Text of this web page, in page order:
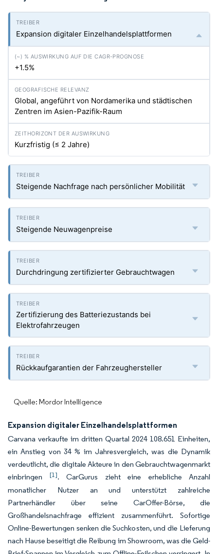
Expansion digitaler Einzelhandelsplattformen
+1.5%
Global, angeführt von Nordamerika und städtischen
Zentren im Asien-Pazifik-Raum
Kurzfristig (≤ 2 Jahre)
Steigende Nachfrage nach persönlicher Mobilität
Steigende Neuwagenpreise
Durchdringung zertifizierter Gebrauchtwagen
Zertifizierung des Batteriezustands bei
Elektrofahrzeugen
Rückkaufgarantien der Fahrzeughersteller
Quelle: Mordor Intelligence
Expansion digitaler Einzelhandelsplattformen
Carvana verkaufte im dritten Quartal 2024 108.651 Einheiten,
ein Anstieg von 34 % im Jahresvergleich, was die Dynamik
verdeutlicht, die digitale Akteure in den Gebrauchtwagenmarkt
einbringen [1]. CarGurus zieht eine erhebliche Anzahl
monatlicher Nutzer an und unterstützt zahlreiche
Partnerhändler über seine CarOffer-Börse, die
Großhandelsnachfrage effizient zusammenführt. Sofortige
Online-Bewertungen senken die Suchkosten, und die Lieferung
nach Hause beseitigt die Reibung im Showroom, was die Geld-